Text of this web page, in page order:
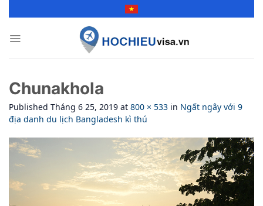
Chunakhola
Published Tháng 6 25, 2019 at 800 × 533 in Ngất ngây với 9
địa danh du lịch Bangladesh kì thú